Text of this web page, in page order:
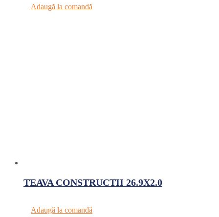
Adaugă la comandă
TEAVA CONSTRUCTII 26.9X2.0
Adaugă la comandă